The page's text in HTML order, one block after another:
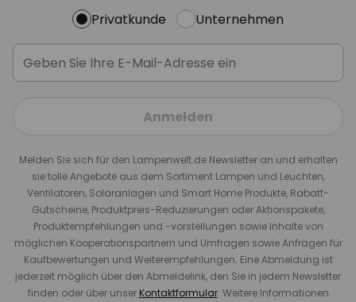
Privatkunde Unternehmen
Anmelden
Melden Sie sich für den Lampenwelt.de Newsletter an und erhalten
sie tolle Angebote aus dem Sortiment Lampen und Leuchten,
Ventilatoren, Solaranlagen und Smart Home Produkte, Rabatt-
Gutscheine, Produktpreis-Reduzierungen oder Aktionspakete,
Produktempfehlungen und -vorstellungen sowie Inhalte von
möglichen Kooperationspartnern und Umfragen sowie Anfragen für
Kaufbewertungen und Weiterempfehlungen. Eine Abmeldung ist
jederzeit möglich über den Abmeldelink, den Sie in jedem Newsletter
finden oder über unser Kontaktformular. Weitere Informationen